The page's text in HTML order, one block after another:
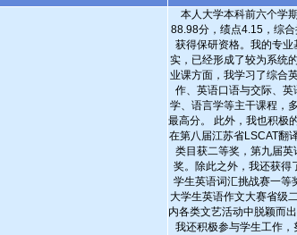
本人大学本科前六个学
88.98分，绩点4.15，综
获得保研资格。我的专业
实，已经形成了较为系统
业课方面，我学习了综合
作、英语口语与交际、英
学、语言学等主干课程，
最高分。 此外，我也积极
在第八届江苏省LSCAT翻
类目获二等奖，第九届英
奖。除此之外，我还获得
学生英语词汇挑战赛一等
大学生英语作文大赛省级
内各类文艺活动中脱颖而
我还积极参与学生工作，